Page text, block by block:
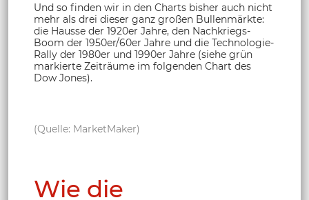
Und so finden wir in den Charts bisher auch nicht
mehr als drei dieser ganz großen Bullenmärkte:
die Hausse der 1920er Jahre, den Nachkriegs-
Boom der 1950er/60er Jahre und die Technologie-
Rally der 1980er und 1990er Jahre (siehe grün
markierte Zeiträume im folgenden Chart des
Dow Jones).
(Quelle: MarketMaker)
Wie die